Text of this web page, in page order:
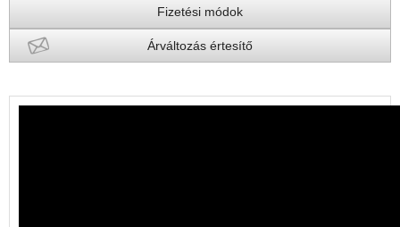
Fizetési módok
Árváltozás értesítő